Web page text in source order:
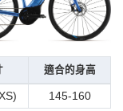
適合的身高
145-160